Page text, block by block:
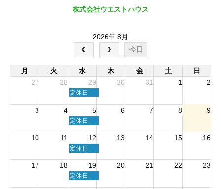
株式会社ウエストハウス
2026年 8月
今日
月 火 水 木 金 土
日
27
28 29 30 31 1 2
水
7
月
2026
定休日
3 4 5 6 7 8 9
水
曜
8
月
2026
定休日
10 11 12 13 14 15 16
水
曜
8
月
定休日
17 18 19 20 21 22 23
水
曜
定休日